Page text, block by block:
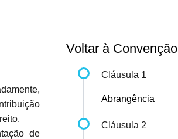
de
Voltar à Convenção
Cláusula 1
Abrangência
Cláusula 2